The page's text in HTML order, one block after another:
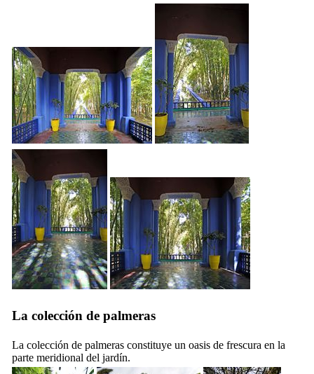
La colección de palmeras
La colección de palmeras constituye un oasis de frescura en la
parte meridional del jardín.